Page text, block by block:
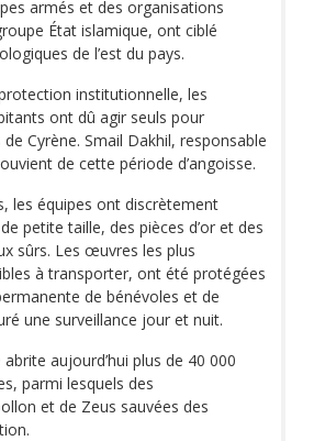
armés et des organisations
État islamique, ont ciblé
de l’est du pays.
institutionnelle, les
ont dû agir seuls pour
Cyrène. Smail Dakhil, responsable
de cette période d’angoisse.
les équipes ont discrètement
petite taille, des pièces d’or et des
sûrs. Les œuvres les plus
à transporter, ont été protégées
de bénévoles et de
une surveillance jour et nuit.
aujourd’hui plus de 40 000
parmi lesquels des
et de Zeus sauvées des